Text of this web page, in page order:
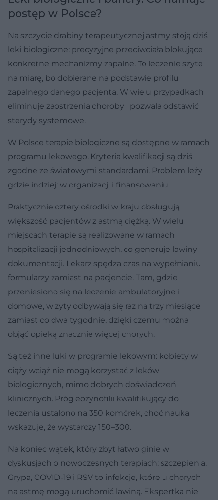
postęp w Polsce?
Na szczycie drabiny terapeutycznej astmy stoją dziś
leki biologiczne: precyzyjne przeciwciała blokujące
konkretne mechanizmy zapalne. To leczenie szyte
na miarę, bo dobierane na podstawie profilu
zapalnego danego pacjenta. W wielu przypadkach
eliminuje zaostrzenia choroby i pozwala odstawić
sterydy systemowe.
W Polsce terapie biologiczne są dostępne w ramach
programu lekowego. Kryteria kwalifikacji są dziś
zgodne ze światowymi standardami. Problem leży
gdzie indziej: w organizacji i finansowaniu.
Praktycznie cztery ośrodki w kraju obsługują
większość pacjentów z astmą ciężką. W wielu
miejscach terapie są realizowane w ramach
hospitalizacji jednodniowych, co generuje lawiny
dokumentacji. Lekarz spędza czas na wypełnianiu
formularzy zamiast na pacjencie. Tam, gdzie
przeniesiono się na leczenie ambulatoryjne i
domowe, wizyty odbywają się raz na trzy miesiące
zamiast co dwa tygodnie, dzięki czemu można
objąć opieką znacznie więcej chorych.
Są też inne luki w programie lekowym: kobiety w
ciąży wciąż nie mogą korzystać z leków
biologicznych, mimo dobrych doświadczeń
klinicznych. Próg eozynofilii kwalifikujący do
leczenia ustalono na 350 komórek, choć nauka
wskazuje, że wystarczy 150–300.
Na koniec wątek, który zbyt łatwo ginie w
dyskusjach o nowoczesnych terapiach: szczepienia.
Grypa, COVID-19 i RSV to infekcje, które u chorych
na astmę mogą uruchomić lawiną. Ekspertka nie